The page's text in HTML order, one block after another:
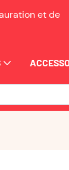
et de